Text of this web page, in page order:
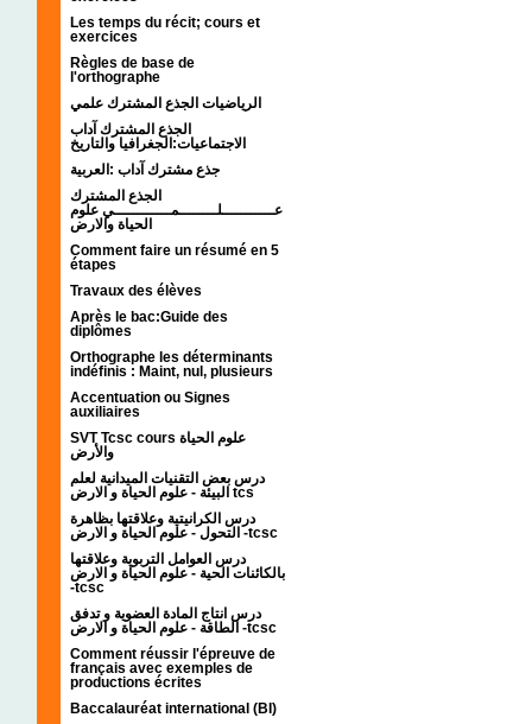
Les temps du récit; cours et
exercices
Règles de base de
l'orthographe
الرياضيات الجذع المشترك علمي
الجذع المشترك آداب
الاجتماعيات:الجغرافيا والتاريخ
جذع مشترك آداب :العربية
الجذع المشترك
عـــــــــــلــــــــمــــــــــــي علوم
الحياة والارض
Comment faire un résumé en 5
étapes
Travaux des élèves
Après le bac:Guide des
diplômes
Orthographe les déterminants
indéfinis : Maint, nul, plusieurs
Accentuation ou Signes
auxiliaires
SVT Tcsc cours علوم الحياة
والأرض
درس بعض التقنيات الميدانية لعلم
البيئة - علوم الحياة و الارض tcs
درس الكرانيتية وعلاقتها بظاهرة
التحول - علوم الحياة و الارض -tcsc
درس العوامل التربوية وعلاقتها
بالكائنات الحية - علوم الحياة و الارض
-tcsc
درس انتاج المادة العضوية و تدفق
الطاقة - علوم الحياة و الارض -tcsc
Comment réussir l'épreuve de
français avec exemples de
productions écrites
Baccalauréat international (BI)